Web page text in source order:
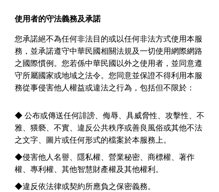
使用者的守法義務及承諾
您承諾絕不為任何非法目的或以任何非法方式使用本服
務，並承諾遵守中華民國相關法規及一切使用網際網路
之國際慣例。您若係中華民國以外之使用者，並同意遵
守所屬國家或地域之法令。您同意並保證不得利用本服
務從事侵害他人權益或違法之行為，包括但不限於：
◆公布或傳送任何誹謗、侮辱、具威脅性、攻擊性、不
雅、猥褻、不實、違反公共秩序或善良風俗或其他不法
之文字、圖片或任何形式的檔案於本服務上。
◆侵害他人名譽、隱私權、營業秘密、商標權、著作
權、專利權、其他智慧財產權及其他權利。
◆違反依法律或契約所應負之保密義務。